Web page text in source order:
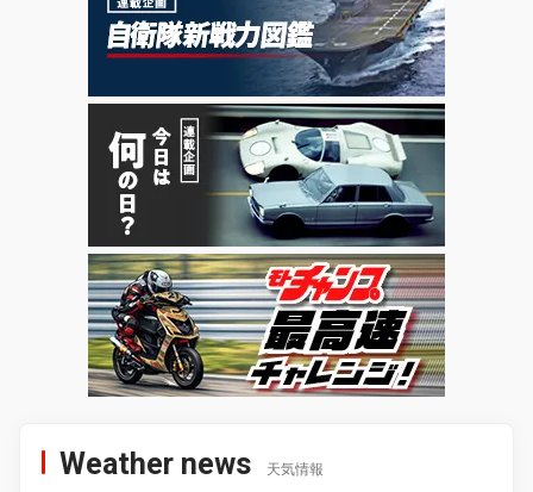
Weather news 天気情報